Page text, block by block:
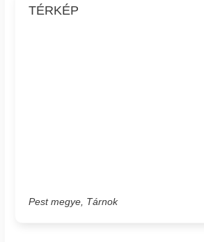
TÉRKÉP
Pest megye, Tárnok